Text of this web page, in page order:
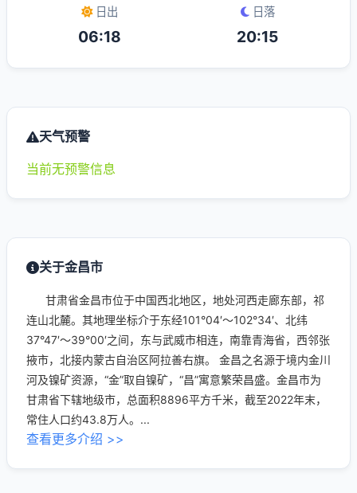
日出
06:18
日落
20:15
天气预警
当前无预警信息
关于金昌市
甘肃省金昌市位于中国西北地区，地处河西走廊东部，祁
连山北麓。其地理坐标介于东经101°04′～102°34′、北纬
37°47′～39°00′之间，东与武威市相连，南靠青海省，西邻张
掖市，北接内蒙古自治区阿拉善右旗。 金昌之名源于境内金川
河及镍矿资源，“金”取自镍矿，“昌”寓意繁荣昌盛。金昌市为
甘肃省下辖地级市，总面积8896平方千米，截至2022年末，
常住人口约43.8万人。...
查看更多介绍 >>